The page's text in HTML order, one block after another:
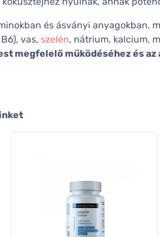
és ásványi anyagokban,
vas, szelén, nátrium, kalcium,
megfelelő működéséhez és az